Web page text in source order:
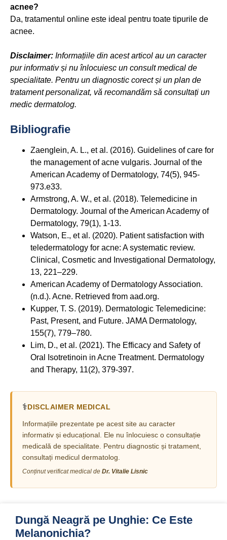
acnee?
Da, tratamentul online este ideal pentru toate tipurile de
acnee.
Disclaimer: Informațiile din acest articol au un caracter
pur informativ și nu înlocuiesc un consult medical de
specialitate. Pentru un diagnostic corect și un plan de
tratament personalizat, vă recomandăm să consultați un
medic dermatolog.
Bibliografie
Zaenglein, A. L., et al. (2016). Guidelines of care for
the management of acne vulgaris. Journal of the
American Academy of Dermatology, 74(5), 945-
973.e33.
Armstrong, A. W., et al. (2018). Telemedicine in
Dermatology. Journal of the American Academy of
Dermatology, 79(1), 1-13.
Watson, E., et al. (2020). Patient satisfaction with
teledermatology for acne: A systematic review.
Clinical, Cosmetic and Investigational Dermatology,
13, 221–229.
American Academy of Dermatology Association.
(n.d.). Acne. Retrieved from aad.org.
Kupper, T. S. (2019). Dermatologic Telemedicine:
Past, Present, and Future. JAMA Dermatology,
155(7), 779–780.
Lim, D., et al. (2021). The Efficacy and Safety of
Oral Isotretinoin in Acne Treatment. Dermatology
and Therapy, 11(2), 379-397.
⚕️DISCLAIMER MEDICAL
Informațiile prezentate pe acest site au caracter
informativ și educațional. Ele nu înlocuiesc o consultație
medicală de specialitate. Pentru diagnostic și tratament,
consultați medicul dermatolog.
Conținut verificat medical de Dr. Vitalie Lisnic
Dungă Neagră pe Unghie: Ce Este
Melanonichia?